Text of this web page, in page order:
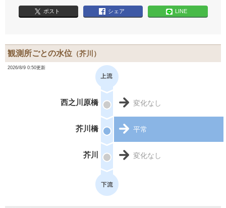
ポスト シェア LINE
観測所ごとの水位 （芥川）
2026/8/9 0:50更新
西之川原橋 変化なし
芥川橋 平常
芥川 変化なし